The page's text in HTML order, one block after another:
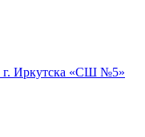
Иркутска «СШ №5»